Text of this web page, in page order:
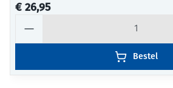
€ 26,95
Bestel